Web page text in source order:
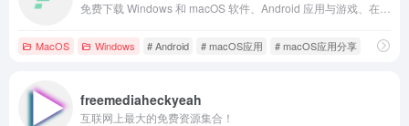
MacOS Windows # Android # macOS应用 # macOS应用分享
freemediaheckyeah
互联网上最大的免费资源集合！